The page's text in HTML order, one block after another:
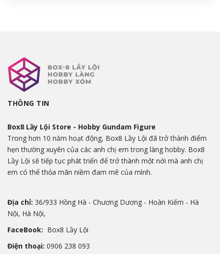
THÔNG TIN
Box8 Lầy Lội Store - Hobby Gundam Figure
Trong hơn 10 năm hoạt động, Box8 Lầy Lội đã trở thành điểm
hẹn thường xuyên của các anh chị em trong làng hobby. Box8
Lầy Lội sẽ tiếp tục phát triển để trở thành một nới mà anh chị
em có thể thỏa mãn niềm đam mê của mình.
Địa chỉ: 36/933 Hồng Hà - Chương Dương - Hoàn Kiếm - Hà
Nội, Hà Nội,
FaceBook: Box8 Lầy Lội
Điện thoại: 0906 238 093